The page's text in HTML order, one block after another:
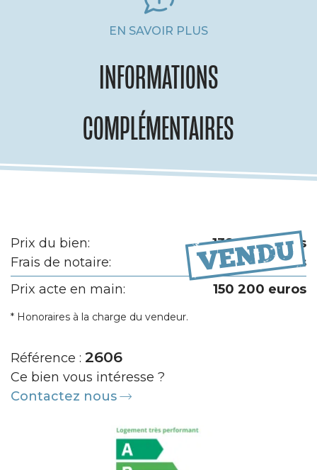
EN SAVOIR PLUS
INFORMATIONS
COMPLÉMENTAIRES
Prix du bien:
138 000 euros
Frais de notaire:
12 200 euros
Prix acte en main:
150 200 euros
* Honoraires à la charge du vendeur.
Référence : 2606
Ce bien vous intéresse ?
Contactez nous